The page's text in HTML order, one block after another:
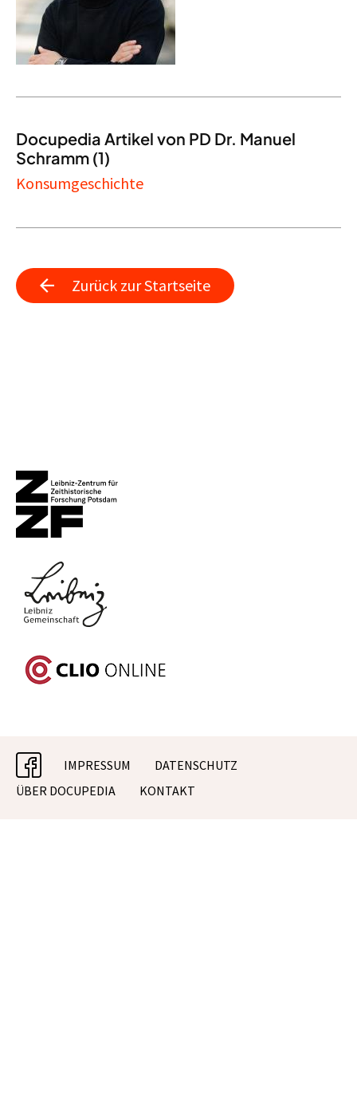
Docupedia Artikel von PD Dr. Manuel
Schramm (1)
Konsumgeschichte
Zurück zur Startseite
facebookIMPRESSUM
DATENSCHUTZ
ÜBER DOCUPEDIA
KONTAKT